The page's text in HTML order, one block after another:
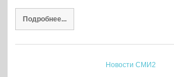
Подробнее...
Новости СМИ2